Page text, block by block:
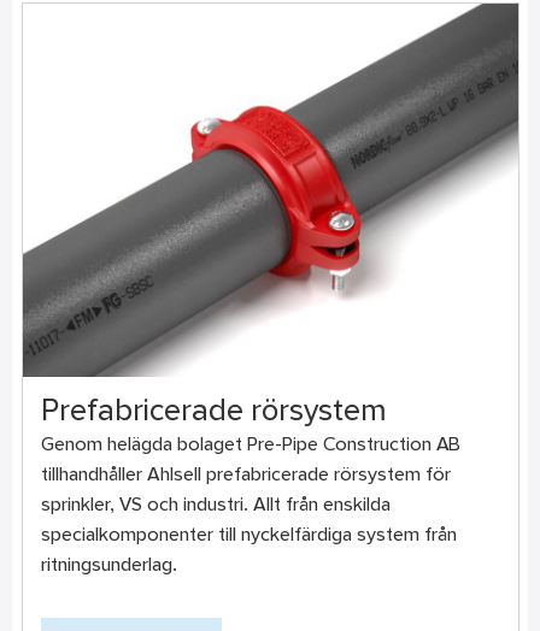
Prefabricerade rörsystem
Genom helägda bolaget Pre-Pipe Construction AB
tillhandhåller Ahlsell prefabricerade rörsystem för
sprinkler, VS och industri. Allt från enskilda
specialkomponenter till nyckelfärdiga system från
ritningsunderlag.